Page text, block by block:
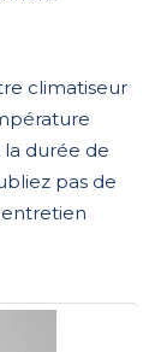
climatiseur
durée de
pas de